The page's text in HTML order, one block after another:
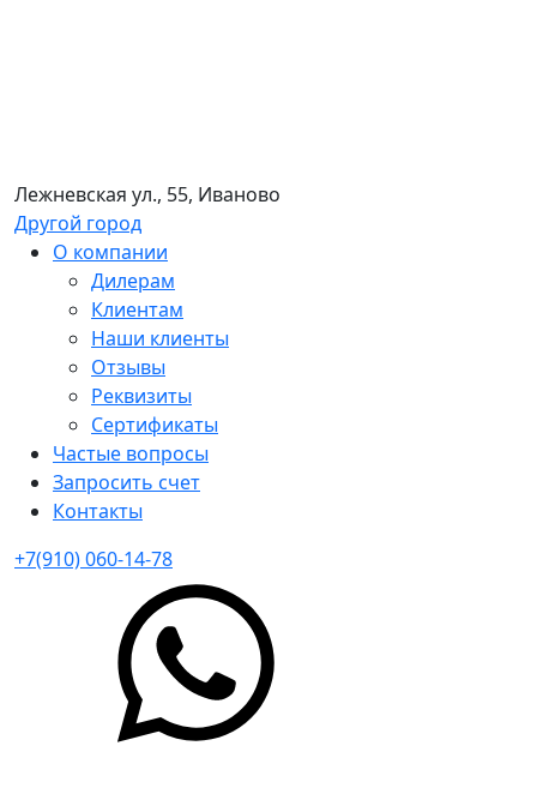
Лежневская ул., 55, Иваново
Другой город
О компании
Дилерам
Клиентам
Наши клиенты
Отзывы
Реквизиты
Сертификаты
Частые вопросы
Запросить счет
Контакты
+7(910) 060-14-78